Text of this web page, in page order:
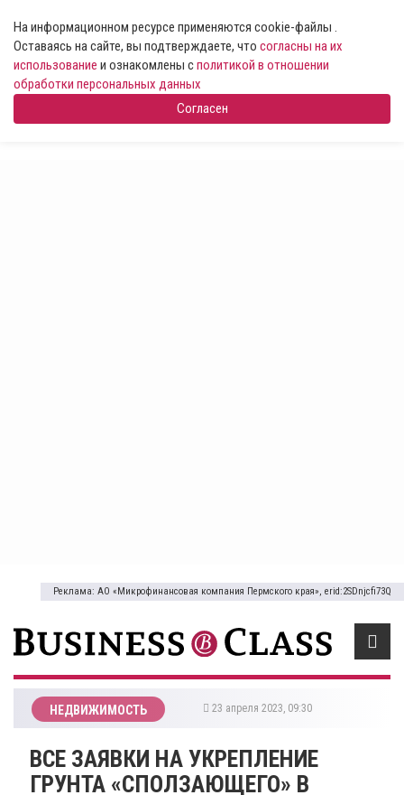
На информационном ресурсе применяются cookie-файлы .
Оставаясь на сайте, вы подтверждаете, что согласны на их
использование и ознакомлены сполитикой в отношении
обработки персональных данных
Согласен
Реклама: АО «Микрофинансовая компания Пермского края», erid:2SDnjcfi73Q
НЕДВИЖИМОСТЬ 23 апреля 2023, 09:30
​ВСЕ ЗАЯВКИ НА УКРЕПЛЕНИЕ
ГРУНТА «СПОЛЗАЮЩЕГО» В